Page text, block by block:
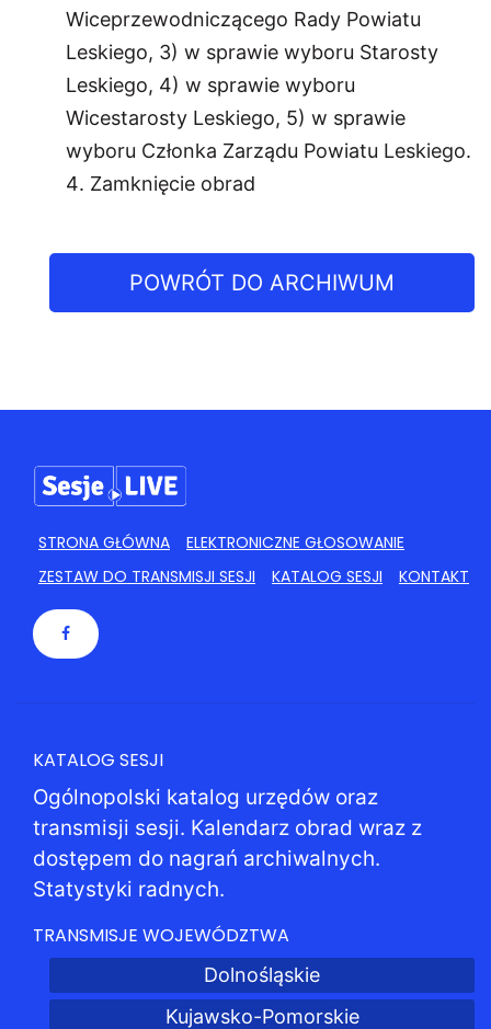
Wiceprzewodniczącego Rady Powiatu
Leskiego, 3) w sprawie wyboru Starosty
Leskiego, 4) w sprawie wyboru
Wicestarosty Leskiego, 5) w sprawie
wyboru Członka Zarządu Powiatu Leskiego.
Zamknięcie obrad
POWRÓT DO ARCHIWUM
STRONA GŁÓWNA
ELEKTRONICZNE GŁOSOWANIE
ZESTAW DO TRANSMISJI SESJI
KATALOG SESJI KONTAKT
KATALOG SESJI
Ogólnopolski katalog urzędów oraz
transmisji sesji. Kalendarz obrad wraz z
dostępem do nagrań archiwalnych.
Statystyki radnych.
TRANSMISJE WOJEWÓDZTWA
Dolnośląskie
Kujawsko-Pomorskie